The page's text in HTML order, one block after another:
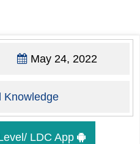
May 24, 2022
Knowledge
LDC App